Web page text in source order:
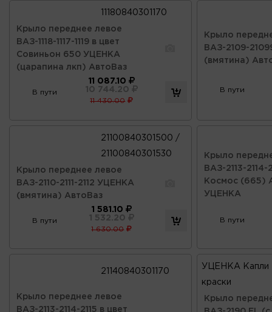
11180840301170
Крыло переднее левое
ВАЗ-1118-1117-1119 в цвет
Совиньон 650 УЦЕНКА
(царапина лкп) АвтоВаз
В пути
11 087.10
10 744.20
11 430.00
Крыло
ВАЗ-2109-
(вмятина)
В пути
21100840301500 /
21100840301530
Крыло переднее левое
ВАЗ-2110-2111-2112 УЦЕНКА
(вмятина) АвтоВаз
В пути
1 581.10
1 532.20
1 630.00
Крыло
ВАЗ-2113-2114-
Космос (665)
УЦЕНКА
В пути
21140840301170
Крыло переднее левое
ВАЗ-2113-2114-2115 в цвет
УЦЕНКА Капли
краски
Крыло